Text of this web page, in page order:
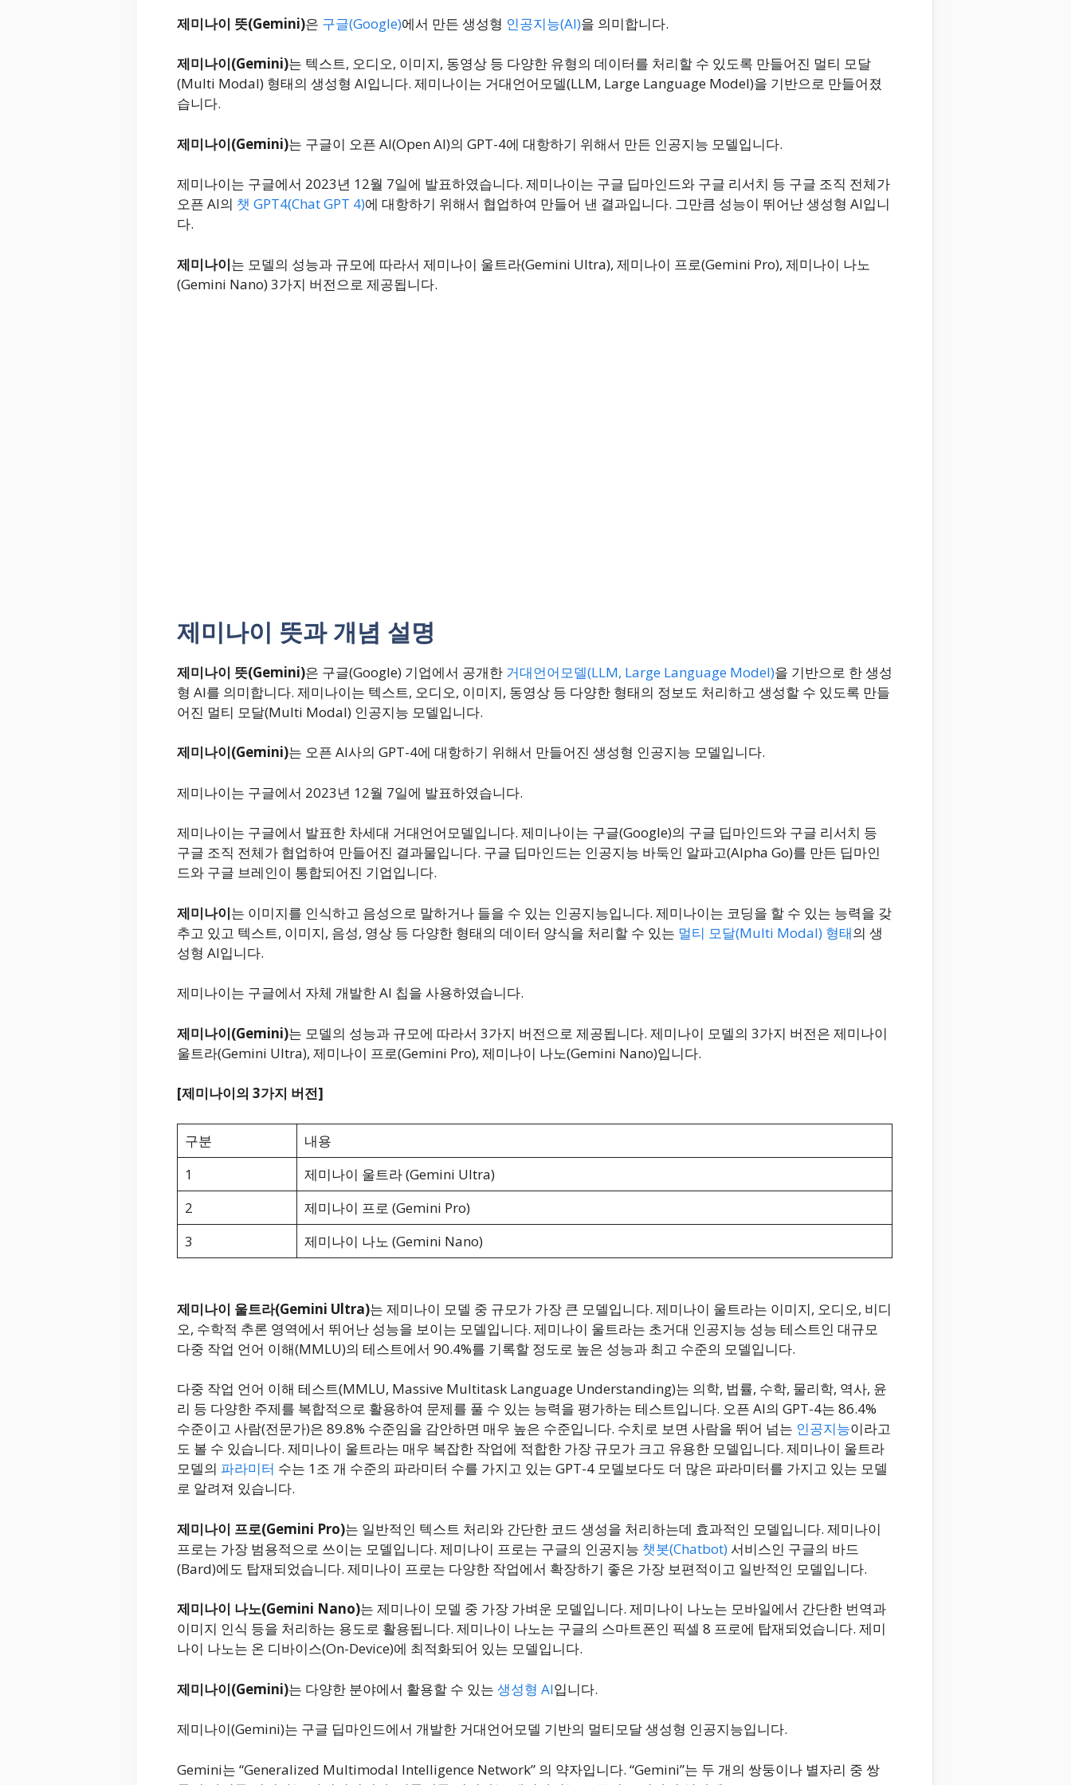
제미나이 뜻(Gemini)은 구글(Google)에서 만든 생성형 인공지능(AI)을 의미합니다.
제미나이(Gemini)는 텍스트, 오디오, 이미지, 동영상 등 다양한 유형의 데이터를 처리할 수 있도록 만들어진 멀티 모달
(Multi Modal) 형태의 생성형 AI입니다. 제미나이는 거대언어모델(LLM, Large Language Model)을 기반으로 만들어졌
습니다.
제미나이(Gemini)는 구글이 오픈 AI(Open AI)의 GPT-4에 대항하기 위해서 만든 인공지능 모델입니다.
제미나이는 구글에서 2023년 12월 7일에 발표하였습니다. 제미나이는 구글 딥마인드와 구글 리서치 등 구글 조직 전체가
오픈 AI의 챗 GPT4(Chat GPT 4)에 대항하기 위해서 협업하여 만들어 낸 결과입니다. 그만큼 성능이 뛰어난 생성형 AI입니
다.
제미나이는 모델의 성능과 규모에 따라서 제미나이 울트라(Gemini Ultra), 제미나이 프로(Gemini Pro), 제미나이 나노
(Gemini Nano) 3가지 버전으로 제공됩니다.
제미나이 뜻과 개념 설명
제미나이 뜻(Gemini)은 구글(Google) 기업에서 공개한 거대언어모델(LLM, Large Language Model)을 기반으로 한 생성
형 AI를 의미합니다. 제미나이는 텍스트, 오디오, 이미지, 동영상 등 다양한 형태의 정보도 처리하고 생성할 수 있도록 만들
어진 멀티 모달(Multi Modal) 인공지능 모델입니다.
제미나이(Gemini)는 오픈 AI사의 GPT-4에 대항하기 위해서 만들어진 생성형 인공지능 모델입니다.
제미나이는 구글에서 2023년 12월 7일에 발표하였습니다.
제미나이는 구글에서 발표한 차세대 거대언어모델입니다. 제미나이는 구글(Google)의 구글 딥마인드와 구글 리서치 등
구글 조직 전체가 협업하여 만들어진 결과물입니다. 구글 딥마인드는 인공지능 바둑인 알파고(Alpha Go)를 만든 딥마인
드와 구글 브레인이 통합되어진 기업입니다.
제미나이는 이미지를 인식하고 음성으로 말하거나 들을 수 있는 인공지능입니다. 제미나이는 코딩을 할 수 있는 능력을 갖
추고 있고 텍스트, 이미지, 음성, 영상 등 다양한 형태의 데이터 양식을 처리할 수 있는 멀티 모달(Multi Modal) 형태의 생
성형 AI입니다.
제미나이는 구글에서 자체 개발한 AI 칩을 사용하였습니다.
제미나이(Gemini)는 모델의 성능과 규모에 따라서 3가지 버전으로 제공됩니다. 제미나이 모델의 3가지 버전은 제미나이
울트라(Gemini Ultra), 제미나이 프로(Gemini Pro), 제미나이 나노(Gemini Nano)입니다.
[제미나이의 3가지 버전]
구분
내용
1
제미나이 울트라 (Gemini Ultra)
2
제미나이 프로 (Gemini Pro)
3
제미나이 나노 (Gemini Nano)
제미나이 울트라(Gemini Ultra)는 제미나이 모델 중 규모가 가장 큰 모델입니다. 제미나이 울트라는 이미지, 오디오, 비디
오, 수학적 추론 영역에서 뛰어난 성능을 보이는 모델입니다. 제미나이 울트라는 초거대 인공지능 성능 테스트인 대규모
다중 작업 언어 이해(MMLU)의 테스트에서 90.4%를 기록할 정도로 높은 성능과 최고 수준의 모델입니다.
다중 작업 언어 이해 테스트(MMLU, Massive Multitask Language Understanding)는 의학, 법률, 수학, 물리학, 역사, 윤
리 등 다양한 주제를 복합적으로 활용하여 문제를 풀 수 있는 능력을 평가하는 테스트입니다. 오픈 AI의 GPT-4는 86.4%
수준이고 사람(전문가)은 89.8% 수준임을 감안하면 매우 높은 수준입니다. 수치로 보면 사람을 뛰어 넘는 인공지능이라고
도 볼 수 있습니다. 제미나이 울트라는 매우 복잡한 작업에 적합한 가장 규모가 크고 유용한 모델입니다. 제미나이 울트라
모델의 파라미터 수는 1조 개 수준의 파라미터 수를 가지고 있는 GPT-4 모델보다도 더 많은 파라미터를 가지고 있는 모델
로 알려져 있습니다.
제미나이 프로(Gemini Pro)는 일반적인 텍스트 처리와 간단한 코드 생성을 처리하는데 효과적인 모델입니다. 제미나이
프로는 가장 범용적으로 쓰이는 모델입니다. 제미나이 프로는 구글의 인공지능 챗봇(Chatbot) 서비스인 구글의 바드
(Bard)에도 탑재되었습니다. 제미나이 프로는 다양한 작업에서 확장하기 좋은 가장 보편적이고 일반적인 모델입니다.
제미나이 나노(Gemini Nano)는 제미나이 모델 중 가장 가벼운 모델입니다. 제미나이 나노는 모바일에서 간단한 번역과
이미지 인식 등을 처리하는 용도로 활용됩니다. 제미나이 나노는 구글의 스마트폰인 픽셀 8 프로에 탑재되었습니다. 제미
나이 나노는 온 디바이스(On-Device)에 최적화되어 있는 모델입니다.
제미나이(Gemini)는 다양한 분야에서 활용할 수 있는 생성형 AI입니다.
제미나이(Gemini)는 구글 딥마인드에서 개발한 거대언어모델 기반의 멀티모달 생성형 인공지능입니다.
Gemini는 “Generalized Multimodal Intelligence Network” 의 약자입니다. “Gemini”는 두 개의 쌍둥이나 별자리 중 쌍